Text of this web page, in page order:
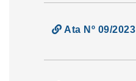
Ata Nº 09/2023